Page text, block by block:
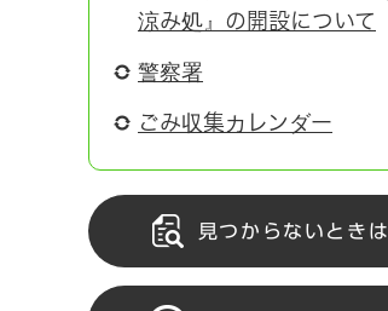
涼み処』の開設について
警察署
ごみ収集カレンダー
見つからないときは